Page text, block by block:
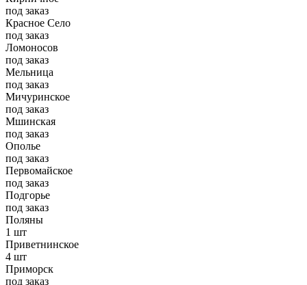
под заказ
Красное Село
под заказ
Ломоносов
под заказ
Мельница
под заказ
Мичуринское
под заказ
Мшинская
под заказ
Ополье
под заказ
Первомайское
под заказ
Подгорье
под заказ
Поляны
1 шт
Приветнинское
4 шт
Приморск
под заказ